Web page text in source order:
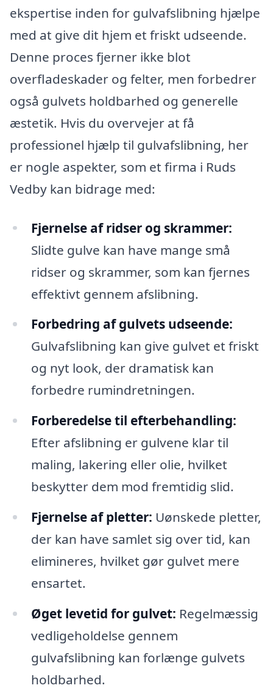
ekspertise inden for gulvafslibning hjælpe
med at give dit hjem et friskt udseende.
Denne proces fjerner ikke blot
overfladeskader og felter, men forbedrer
også gulvets holdbarhed og generelle
æstetik. Hvis du overvejer at få
professionel hjælp til gulvafslibning, her
er nogle aspekter, som et firma i Ruds
Vedby kan bidrage med:
Fjernelse af ridser og skrammer:
Slidte gulve kan have mange små
ridser og skrammer, som kan fjernes
effektivt gennem afslibning.
Forbedring af gulvets udseende:
Gulvafslibning kan give gulvet et friskt
og nyt look, der dramatisk kan
forbedre rumindretningen.
Forberedelse til efterbehandling:
Efter afslibning er gulvene klar til
maling, lakering eller olie, hvilket
beskytter dem mod fremtidig slid.
Fjernelse af pletter: Uønskede pletter,
der kan have samlet sig over tid, kan
elimineres, hvilket gør gulvet mere
ensartet.
Øget levetid for gulvet: Regelmæssig
vedligeholdelse gennem
gulvafslibning kan forlænge gulvets
holdbarhed.